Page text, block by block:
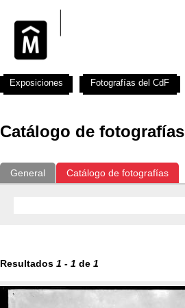
Catálogo de fotografías
General Catálogo de fotografías
Resultados 1 - 1 de 1
Exposiciones Fotografías del CdF